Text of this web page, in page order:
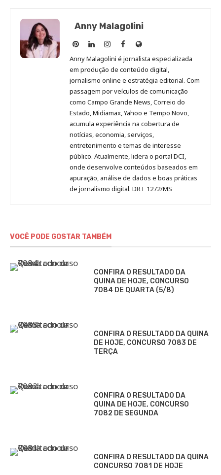
Anny Malagolini
Anny
Malagolini
no
Pinterest
Anny
Malagolini
no
LinkedIn
Anny
Malagolini
no
Instagram
Anny
Malagolini
no
Facebook
Site
de
Anny
Malagolini
Anny Malagolini é jornalista especializada
em produção de conteúdo digital,
jornalismo online e estratégia editorial. Com
passagem por veículos de comunicação
como Campo Grande News, Correio do
Estado, Midiamax, Yahoo e Tempo Novo,
acumula experiência na cobertura de
notícias, economia, serviços,
entretenimento e temas de interesse
público. Atualmente, lidera o portal DCI,
onde desenvolve conteúdos baseados em
apuração, análise de dados e boas práticas
de jornalismo digital. DRT 1272/MS
VOCÊ PODE GOSTAR TAMBÉM
CONFIRA O RESULTADO DA
QUINA DE HOJE, CONCURSO
7084 DE QUARTA (5/8)
CONFIRA O RESULTADO DA QUINA
DE HOJE, CONCURSO 7083 DE
TERÇA
CONFIRA O RESULTADO DA
QUINA DE HOJE, CONCURSO
7082 DE SEGUNDA
CONFIRA O RESULTADO DA QUINA
CONCURSO 7081 DE HOJE